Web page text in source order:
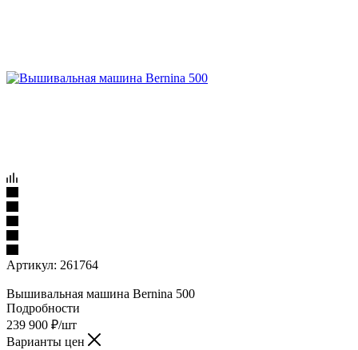
Артикул: 261764
Вышивальная машина Bernina 500
Подробности
239 900 ₽/шт
Варианты цен